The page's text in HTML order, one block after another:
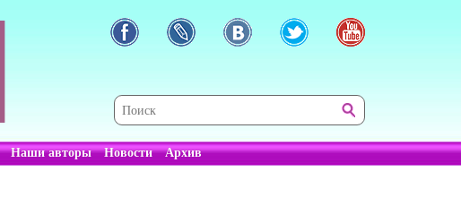
Наши авторы Новости Архив